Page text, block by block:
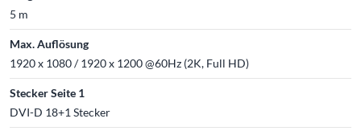
5 m
Max. Auflösung
1920 x 1080 / 1920 x 1200 @60Hz (2K, Full HD)
Stecker Seite 1
DVI-D 18+1 Stecker